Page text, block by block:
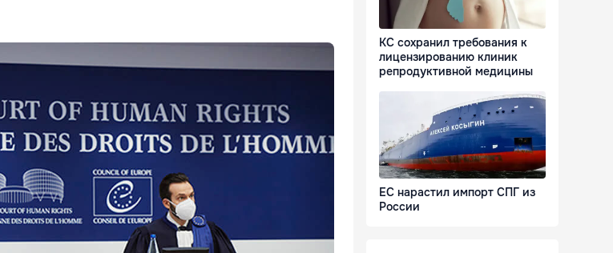
КС сохранил требования к
лицензированию клиник
репродуктивной медицины
ЕС нарастил импорт СПГ из
России